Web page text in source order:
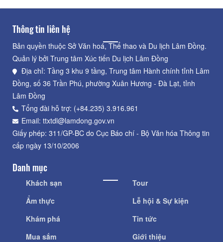
Thông tin liên hệ
Bản quyền thuộc Sở Văn hoá, Thể thao và Du lịch Lâm Đồng.
Quản lý bởi Trung tâm Xúc tiến Du lịch Lâm Đồng
Địa chỉ: Tầng 3 khu 9 tầng, Trung tâm Hành chính tỉnh Lâm
Đồng, số 36 Trần Phú, phường Xuân Hương - Đà Lạt, tỉnh
Lâm Đồng
Tổng đài hỗ trợ: (+84.235) 3.916.961
Email: ttxtdl@lamdong.gov.vn
Giấy phép: 311/GP-BC do Cục Báo chí - Bộ Văn hóa Thông tin
cấp ngày 13/10/2006
Danh mục
Khách sạn
Ẩm thực
Khám phá
Mua sắm
Tour
Lễ hội & Sự kiện
Tin tức
Giới thiệu